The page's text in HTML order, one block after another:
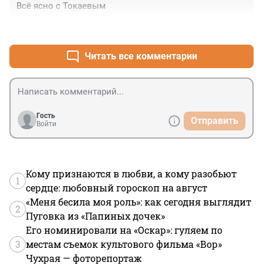
Всё ясно с Токаевым
Читать все комментарии
Гость
Войти
Отправить
1
Кому признаются в любви, а кому разобьют
сердце: любовный гороскоп на август
2
«Меня бесила моя роль»: как сегодня выглядит
Пуговка из «Папиных дочек»
3
Его номинировали на «Оскар»: гуляем по
местам съемок культового фильма «Вор»
Чухрая — фоторепортаж